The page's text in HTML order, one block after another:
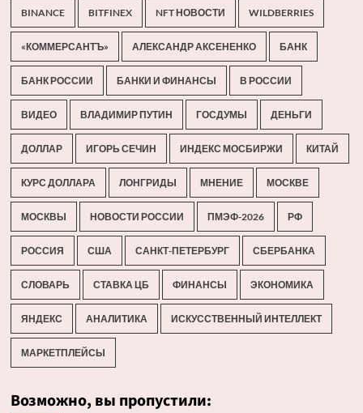
BINANCE BITFINEX NFT НОВОСТИ WILDBERRIES
«КОММЕРСАНТЪ» АЛЕКСАНДР АКСЕНЕНКО БАНК
БАНК РОССИИ БАНКИ И ФИНАНСЫ В РОССИИ
ВИДЕО ВЛАДИМИР ПУТИН ГОСДУМЫ ДЕНЬГИ
ДОЛЛАР ИГОРЬ СЕЧИН ИНДЕКС МОСБИРЖИ КИТАЙ
КУРС ДОЛЛАРА ЛОНГРИДЫ МНЕНИЕ МОСКВЕ
МОСКВЫ НОВОСТИ РОССИИ ПМЭФ-2026 РФ
РОССИЯ США САНКТ-ПЕТЕРБУРГ СБЕРБАНКА
СЛОВАРЬ СТАВКА ЦБ ФИНАНСЫ ЭКОНОМИКА
ЯНДЕКС АНАЛИТИКА ИСКУССТВЕННЫЙ ИНТЕЛЛЕКТ
МАРКЕТПЛЕЙСЫ
Возможно, вы пропустили: